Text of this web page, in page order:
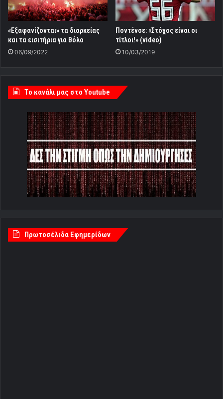
«Εξαφανίζονται» τα διαρκείας
και τα εισιτήρια για Βόλο
06/09/2022
Ποντένσε: «Στόχος είναι οι
τίτλοι!» (video)
10/03/2019
Tο κανάλι μας στο Youtube
Πρωτοσέλιδα Εφημερίδων